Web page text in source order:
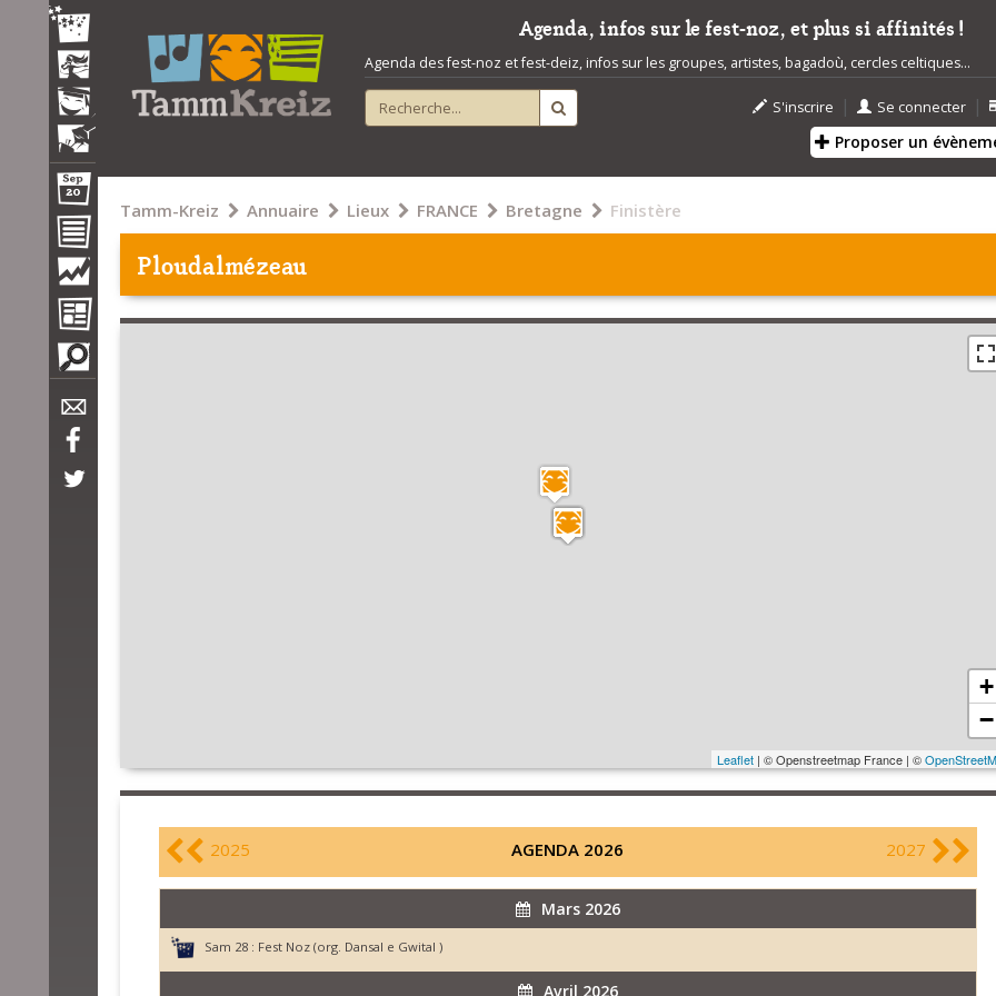
Agenda, infos sur le fest-noz, et plus si affinités !
Agenda des fest-noz et fest-deiz, infos sur les groupes, artistes, bagadoù, cercles celtiques...
S'inscrire | Se connecter |
Proposer un
Tamm-Kreiz Annuaire Lieux FRANCE Bretagne Finistère
Ploudalmézeau
+
−
Leaflet| © Openstreetmap France | ©
2025 2027
AGENDA 2026
Mars 2026
Sam 28 : Fest Noz (org. Dansal e Gwital )
Avril 2026